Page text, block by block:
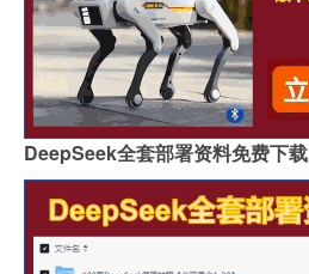
DeepSeek全套部署资料免费下载